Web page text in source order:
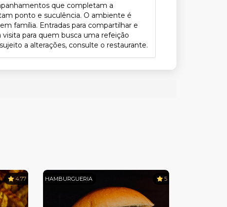
que completam a
ponto e suculência. O ambiente é
família. Entradas para compartilhar e
para quem busca uma refeição
a alterações, consulte o restaurante.
4.77 HAMBURGUERIA 5